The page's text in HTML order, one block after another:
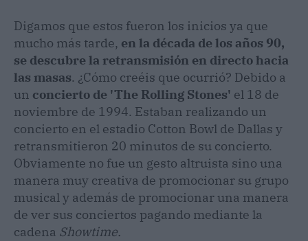
Digamos que estos fueron los inicios ya que
mucho más tarde, en la década de los años 90,
se descubre la retransmisión en directo hacia
las masas. ¿Cómo creéis que ocurrió? Debido a
un concierto de 'The Rolling Stones' el 18 de
noviembre de 1994. Estaban realizando un
concierto en el estadio Cotton Bowl de Dallas y
retransmitieron 20 minutos de su concierto.
Obviamente no fue un gesto altruista sino una
manera muy creativa de promocionar su grupo
musical y además de promocionar una manera
de ver sus conciertos pagando mediante la
cadena Showtime.